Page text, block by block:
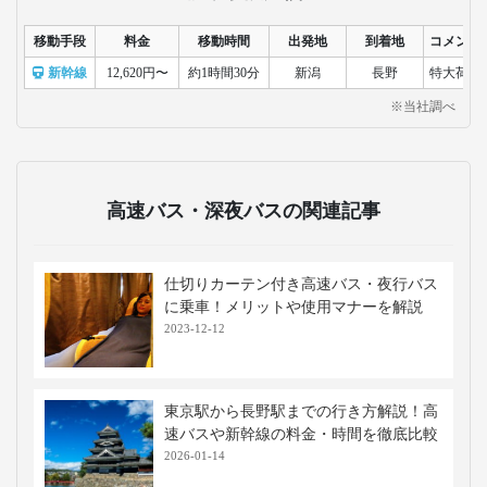
移動手段 料金 移動時間 出発地 到着地 コメント
新幹線 12,620円〜 約1時間30分 新潟 長野 特大荷物
※当社調べ
高速バス・深夜バスの関連記事
仕切りカーテン付き高速バス・夜行バス
に乗車！メリットや使用マナーを解説
2023-12-12
東京駅から長野駅までの行き方解説！高
速バスや新幹線の料金・時間を徹底比較
2026-01-14